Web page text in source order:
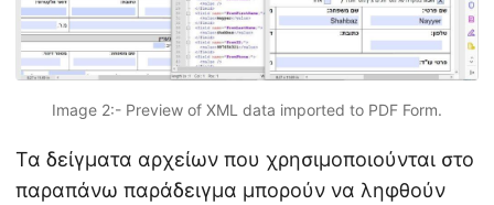
Image 2:- Preview of XML data imported to PDF Form.
Τα δείγματα αρχείων που χρησιμοποιούνται στο
παραπάνω παράδειγμα μπορούν να ληφθούν